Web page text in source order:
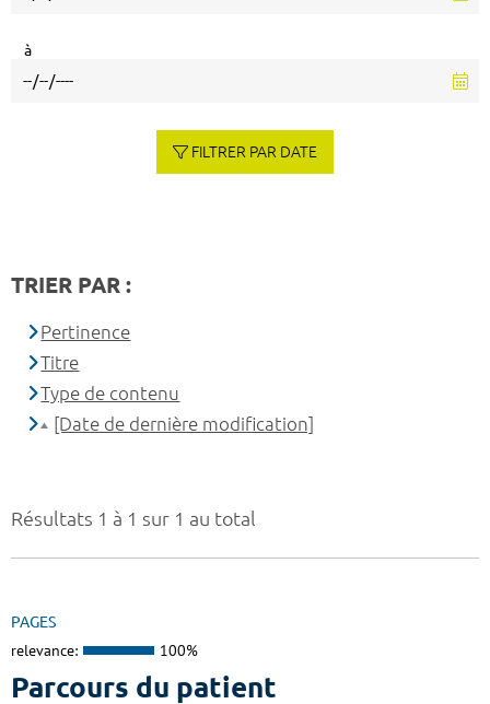
Résultats 1 à 1 sur 1 au total
PAGES
relevance: 100%
Parcours du patient
à
FILTRER PAR DATE
TRIER PAR :
Pertinence
Titre
Type de contenu
[Date de dernière modification]